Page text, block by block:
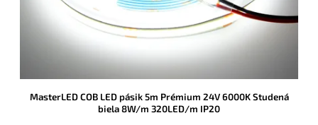
MasterLED COB LED pásik 5m Prémium 24V 6000K Studená
biela 8W/m 320LED/m IP20